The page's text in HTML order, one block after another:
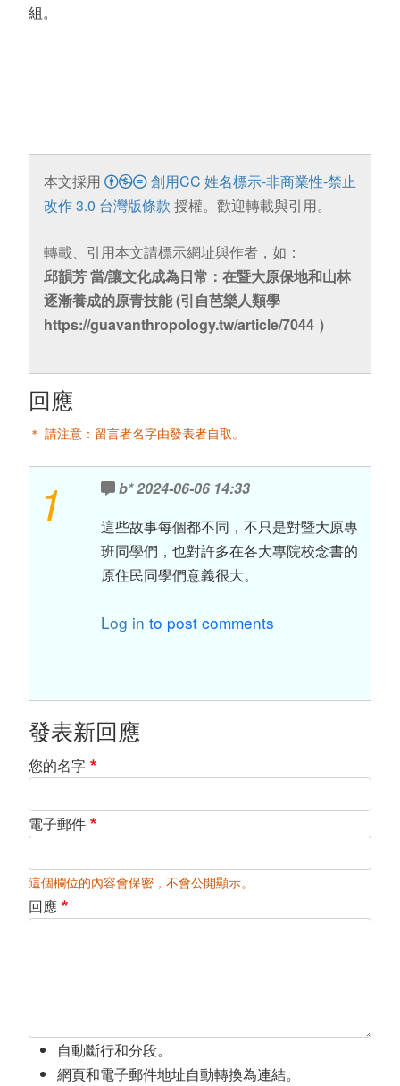
組。
本文採用
創用CC 姓名標示-非商業性-禁止
改作 3.0 台灣版條款 授權。歡迎轉載與引用。
轉載、引用本文請標示網址與作者，如：
邱韻芳 當/讓文化成為日常：在暨大原保地和山林
逐漸養成的原青技能 (引自芭樂人類學
https://guavanthropology.tw/article/7044 ）
回應
＊ 請注意：留言者名字由發表者自取。
1 b*2024-06-06 14:33
這些故事每個都不同，不只是對暨大原專
班同學們，也對許多在各大專院校念書的
原住民同學們意義很大。
Log in to post comments
發表新回應
您的名字
電子郵件
這個欄位的內容會保密，不會公開顯示。
回應
自動斷行和分段。
網頁和電子郵件地址自動轉換為連結。